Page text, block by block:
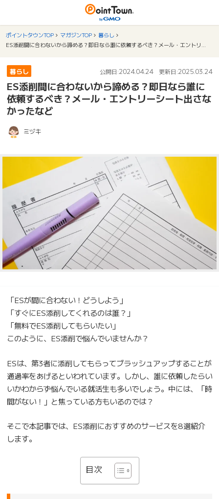
ポイントタウンTOP マガジンTOP
暮らし
暮らし 公開日:2024.04.24 更新日:2025.03.24
ES添削間に合わないから諦める？即日なら誰に
依頼するべき？メール・エントリーシート出さな
かったなど
ミヅキ
「ESが間に合わない！どうしよう」
「すぐにES添削してくれるのは誰？」
「無料でES添削してもらいたい」
このように、ES添削で悩んでいませんか？
ESは、第3者に添削してもらってブラッシュアップすることが
通過率をあげるといわれています。しかし、誰に依頼したらい
いかわからず悩んでいる就活生も多いでしょう。中には、「時
間がない！」と焦っている方もいるのでは？
そこで本記事では、ES添削におすすめのサービスを8選紹介
します。
目次